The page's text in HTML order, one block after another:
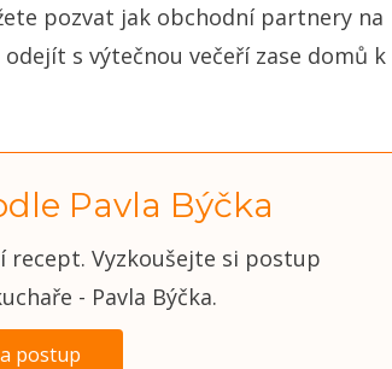
pozvat jak obchodní partnery na
s výtečnou večeří zase domů k
Pavla Býčka
recept. Vyzkoušejte si postup
- Pavla Býčka.
postup